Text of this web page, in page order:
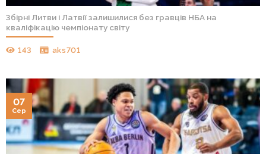
Збірні Литви і Латвії залишилися без гравців НБА на
кваліфікацію чемпіонату світу
143 aks701
07
Сер